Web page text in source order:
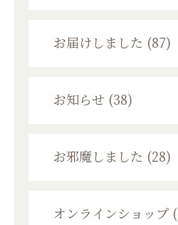
お届けしました (87)
お知らせ (38)
お邪魔しました (28)
オンラインショップ